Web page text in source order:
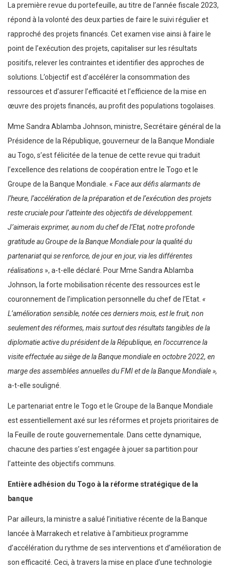
La première revue du portefeuille, au titre de l’année fiscale 2023,
répond à la volonté des deux parties de faire le suivi régulier et
rapproché des projets financés. Cet examen vise ainsi à faire le
point de l’exécution des projets, capitaliser sur les résultats
positifs, relever les contraintes et identifier des approches de
solutions. L’objectif est d’accélérer la consommation des
ressources et d’assurer l’efficacité et l’efficience de la mise en
œuvre des projets financés, au profit des populations togolaises.
Mme Sandra Ablamba Johnson, ministre, Secrétaire général de la
Présidence de la République, gouverneur de la Banque Mondiale
au Togo, s’est félicitée de la tenue de cette revue qui traduit
l’excellence des relations de coopération entre le Togo et le
Groupe de la Banque Mondiale. « Face aux défis alarmants de
l’heure, l’accélération de la préparation et de l’exécution des projets
reste cruciale pour l’atteinte des objectifs de développement.
J’aimerais exprimer, au nom du chef de l’Etat, notre profonde
gratitude au Groupe de la Banque Mondiale pour la qualité du
partenariat qui se renforce, de jour en jour, via les différentes
réalisations », a-t-elle déclaré. Pour Mme Sandra Ablamba
Johnson, la forte mobilisation récente des ressources est le
couronnement de l’implication personnelle du chef de l’Etat. «
L’amélioration sensible, notée ces derniers mois, est le fruit, non
seulement des réformes, mais surtout des résultats tangibles de la
diplomatie active du président de la République, en l’occurrence la
visite effectuée au siège de la Banque mondiale en octobre 2022, en
marge des assemblées annuelles du FMI et de la Banque Mondiale »,
a-t-elle souligné.
Le partenariat entre le Togo et le Groupe de la Banque Mondiale
est essentiellement axé sur les réformes et projets prioritaires de
la Feuille de route gouvernementale. Dans cette dynamique,
chacune des parties s’est engagée à jouer sa partition pour
l’atteinte des objectifs communs.
Entière adhésion du Togo à la réforme stratégique de la
banque
Par ailleurs, la ministre a salué l’initiative récente de la Banque
lancée à Marrakech et relative à l’ambitieux programme
d’accélération du rythme de ses interventions et d’amélioration de
son efficacité. Ceci, à travers la mise en place d’une technologie